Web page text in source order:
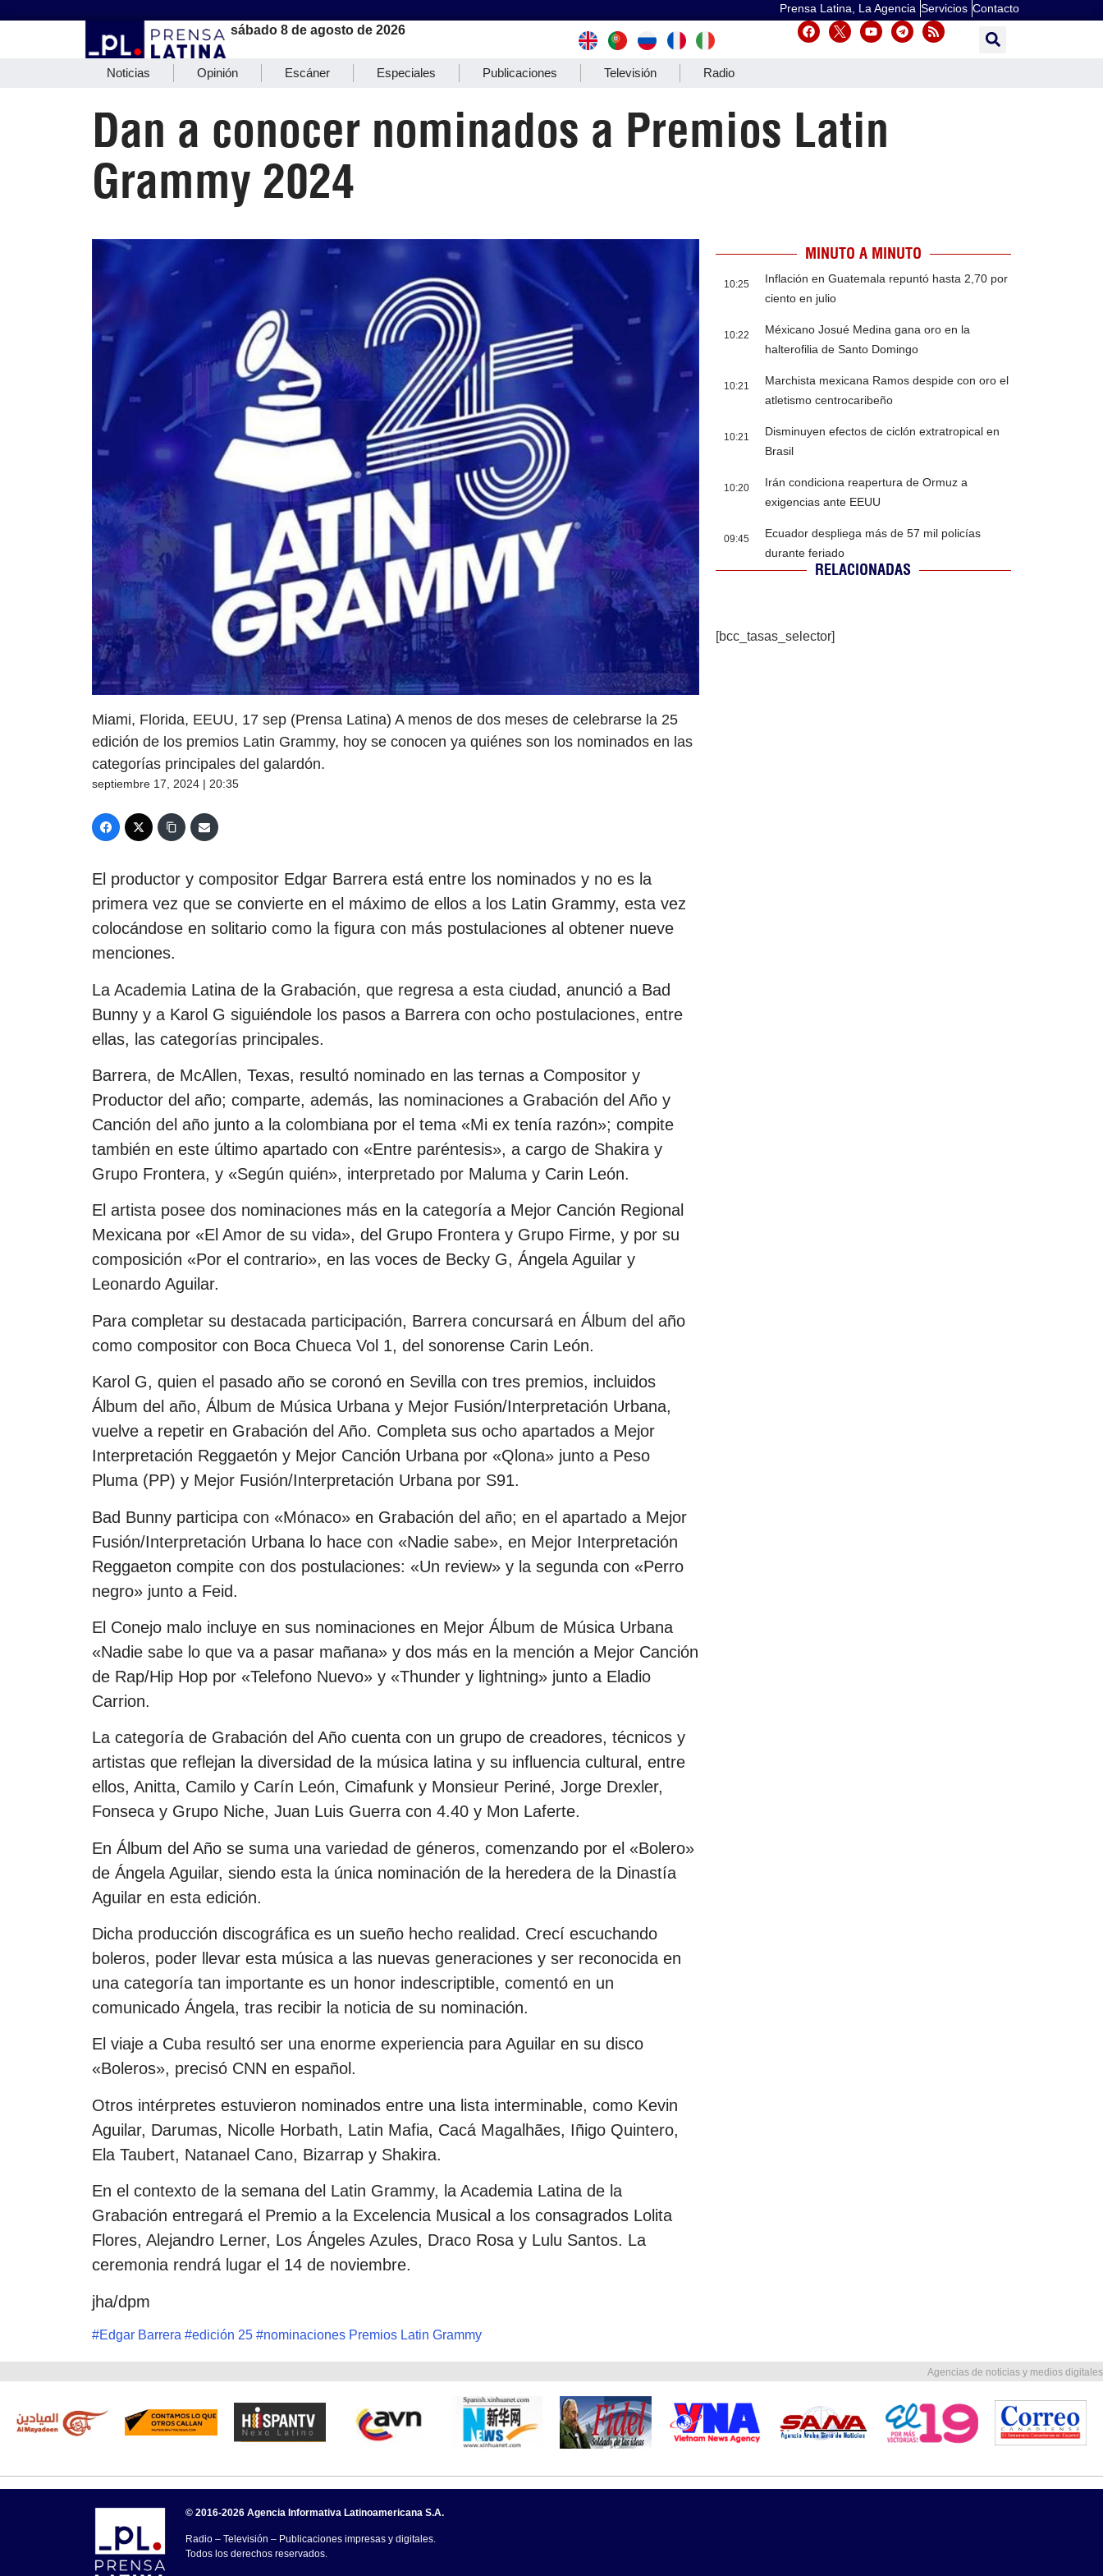
Prensa Latina, La Agencia Servicios Contacto
sábado 8 de agosto de 2026
Noticias Opinión Escáner Especiales Publicaciones Televisión Radio
Dan a conocer nominados a Premios Latin
Grammy 2024
Miami, Florida, EEUU, 17 sep (Prensa Latina) A menos de dos meses de celebrarse la 25
edición de los premios Latin Grammy, hoy se conocen ya quiénes son los nominados en las
categorías principales del galardón.
septiembre 17, 2024 | 20:35
El productor y compositor Edgar Barrera está entre los nominados y no es la
primera vez que se convierte en el máximo de ellos a los Latin Grammy, esta vez
colocándose en solitario como la figura con más postulaciones al obtener nueve
menciones.
La Academia Latina de la Grabación, que regresa a esta ciudad, anunció a Bad
Bunny y a Karol G siguiéndole los pasos a Barrera con ocho postulaciones, entre
ellas, las categorías principales.
Barrera, de McAllen, Texas, resultó nominado en las ternas a Compositor y
Productor del año; comparte, además, las nominaciones a Grabación del Año y
Canción del año junto a la colombiana por el tema «Mi ex tenía razón»; compite
también en este último apartado con «Entre paréntesis», a cargo de Shakira y
Grupo Frontera, y «Según quién», interpretado por Maluma y Carin León.
El artista posee dos nominaciones más en la categoría a Mejor Canción Regional
Mexicana por «El Amor de su vida», del Grupo Frontera y Grupo Firme, y por su
composición «Por el contrario», en las voces de Becky G, Ángela Aguilar y
Leonardo Aguilar.
Para completar su destacada participación, Barrera concursará en Álbum del año
como compositor con Boca Chueca Vol 1, del sonorense Carin León.
Karol G, quien el pasado año se coronó en Sevilla con tres premios, incluidos
Álbum del año, Álbum de Música Urbana y Mejor Fusión/Interpretación Urbana,
vuelve a repetir en Grabación del Año. Completa sus ocho apartados a Mejor
Interpretación Reggaetón y Mejor Canción Urbana por «Qlona» junto a Peso
Pluma (PP) y Mejor Fusión/Interpretación Urbana por S91.
Bad Bunny participa con «Mónaco» en Grabación del año; en el apartado a Mejor
Fusión/Interpretación Urbana lo hace con «Nadie sabe», en Mejor Interpretación
Reggaeton compite con dos postulaciones: «Un review» y la segunda con «Perro
negro» junto a Feid.
El Conejo malo incluye en sus nominaciones en Mejor Álbum de Música Urbana
«Nadie sabe lo que va a pasar mañana» y dos más en la mención a Mejor Canción
de Rap/Hip Hop por «Telefono Nuevo» y «Thunder y lightning» junto a Eladio
Carrion.
La categoría de Grabación del Año cuenta con un grupo de creadores, técnicos y
artistas que reflejan la diversidad de la música latina y su influencia cultural, entre
ellos, Anitta, Camilo y Carín León, Cimafunk y Monsieur Periné, Jorge Drexler,
Fonseca y Grupo Niche, Juan Luis Guerra con 4.40 y Mon Laferte.
En Álbum del Año se suma una variedad de géneros, comenzando por el «Bolero»
de Ángela Aguilar, siendo esta la única nominación de la heredera de la Dinastía
Aguilar en esta edición.
Dicha producción discográfica es un sueño hecho realidad. Crecí escuchando
boleros, poder llevar esta música a las nuevas generaciones y ser reconocida en
una categoría tan importante es un honor indescriptible, comentó en un
comunicado Ángela, tras recibir la noticia de su nominación.
El viaje a Cuba resultó ser una enorme experiencia para Aguilar en su disco
«Boleros», precisó CNN en español.
Otros intérpretes estuvieron nominados entre una lista interminable, como Kevin
Aguilar, Darumas, Nicolle Horbath, Latin Mafia, Cacá Magalhães, Iñigo Quintero,
Ela Taubert, Natanael Cano, Bizarrap y Shakira.
En el contexto de la semana del Latin Grammy, la Academia Latina de la
Grabación entregará el Premio a la Excelencia Musical a los consagrados Lolita
Flores, Alejandro Lerner, Los Ángeles Azules, Draco Rosa y Lulu Santos. La
ceremonia rendrá lugar el 14 de noviembre.
jha/dpm
#Edgar Barrera #edición 25 #nominaciones Premios Latin Grammy
MINUTO A MINUTO
10:25
Inflación en Guatemala repuntó hasta 2,70 por
ciento en julio
10:22
Méxicano Josué Medina gana oro en la
halterofilia de Santo Domingo
10:21
Marchista mexicana Ramos despide con oro el
atletismo centrocaribeño
10:21
Disminuyen efectos de ciclón extratropical en
Brasil
10:20
Irán condiciona reapertura de Ormuz a
exigencias ante EEUU
09:45
Ecuador despliega más de 57 mil policías
durante feriado
RELACIONADAS
[bcc_tasas_selector]
Agencias de noticias y medios digitales
© 2016-2026 Agencia Informativa Latinoamericana S.A.
Radio – Televisión – Publicaciones impresas y digitales.
Todos los derechos reservados.